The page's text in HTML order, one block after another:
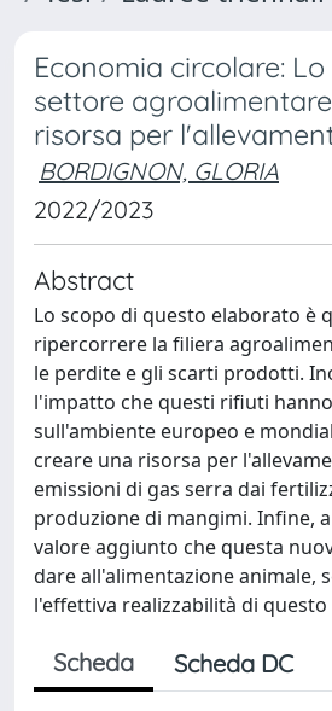
Economia circolare:
settore
risorsa per
BORDIGNON, GLORIA
2022/2023
Abstract
Lo scopo di questo elaborato è
ripercorrere la filiera
le perdite e gli scarti prodotti.
l'impatto che questi rifiuti
sull'ambiente europeo e
creare una risorsa per
emissioni di gas serra dai
produzione di mangimi. Infine,
valore aggiunto che questa
dare all'alimentazione animale,
l'effettiva realizzabilità di
Scheda Scheda DC